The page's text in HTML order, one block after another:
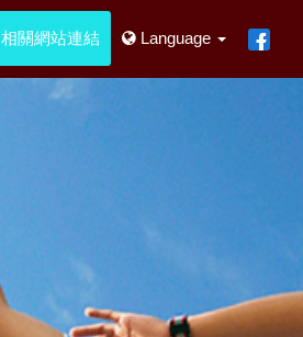
相關網站連結 Language